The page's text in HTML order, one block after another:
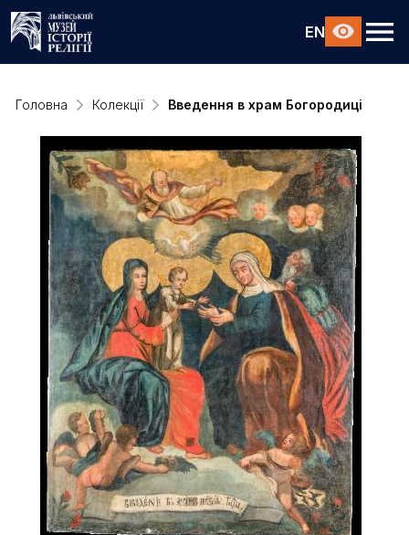
EN
Головна Колекції Введення в храм Богородиці